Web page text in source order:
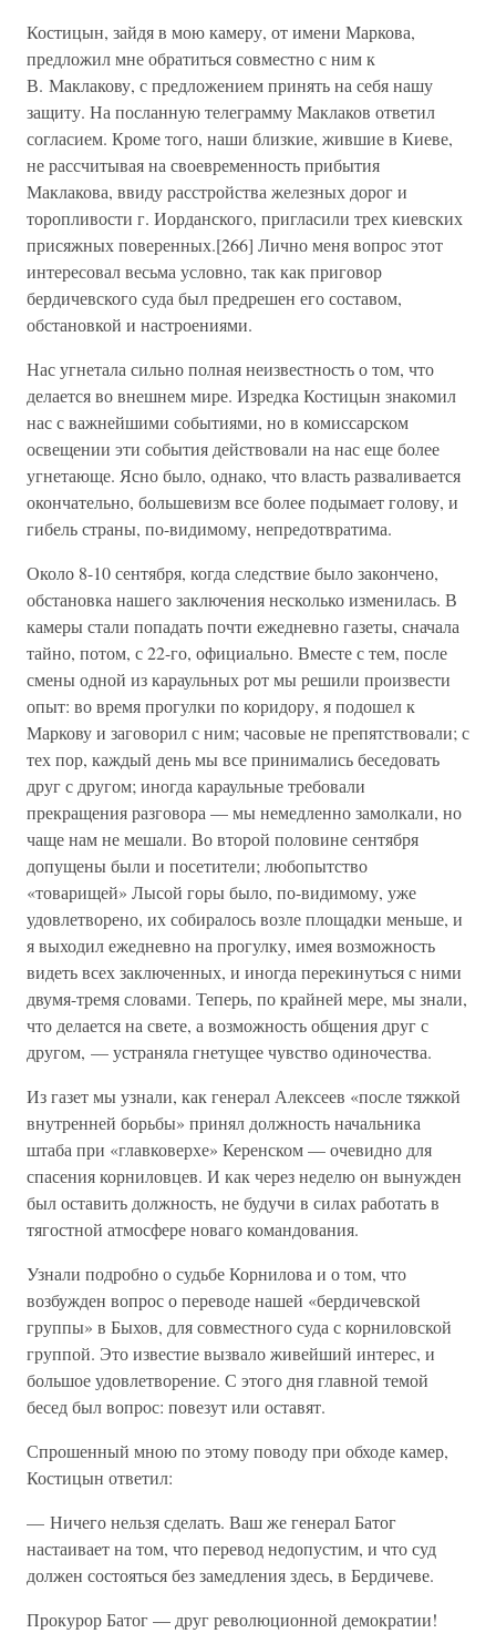
Костицын, зайдя в мою камеру, от имени Маркова,
предложил мне обратиться совместно с ним к
В. Маклакову, с предложением принять на себя нашу
защиту. На посланную телеграмму Маклаков ответил
согласием. Кроме того, наши близкие, жившие в Киеве,
не рассчитывая на своевременность прибытия
Маклакова, ввиду расстройства железных дорог и
торопливости г. Иорданского, пригласили трех киевских
присяжных поверенных.[266] Лично меня вопрос этот
интересовал весьма условно, так как приговор
бердичевского суда был предрешен его составом,
обстановкой и настроениями.
Нас угнетала сильно полная неизвестность о том, что
делается во внешнем мире. Изредка Костицын знакомил
нас с важнейшими событиями, но в комиссарском
освещении эти события действовали на нас еще более
угнетающе. Ясно было, однако, что власть разваливается
окончательно, большевизм все более подымает голову, и
гибель страны, по-видимому, непредотвратима.
Около 8-10 сентября, когда следствие было закончено,
обстановка нашего заключения несколько изменилась. В
камеры стали попадать почти ежедневно газеты, сначала
тайно, потом, с 22-го, официально. Вместе с тем, после
смены одной из караульных рот мы решили произвести
опыт: во время прогулки по коридору, я подошел к
Маркову и заговорил с ним; часовые не препятствовали; с
тех пор, каждый день мы все принимались беседовать
друг с другом; иногда караульные требовали
прекращения разговора — мы немедленно замолкали, но
чаще нам не мешали. Во второй половине сентября
допущены были и посетители; любопытство
«товарищей» Лысой горы было, по-видимому, уже
удовлетворено, их собиралось возле площадки меньше, и
я выходил ежедневно на прогулку, имея возможность
видеть всех заключенных, и иногда перекинуться с ними
двумя-тремя словами. Теперь, по крайней мере, мы знали,
что делается на свете, а возможность общения друг с
другом, — устраняла гнетущее чувство одиночества.
Из газет мы узнали, как генерал Алексеев «после тяжкой
внутренней борьбы» принял должность начальника
штаба при «главковерхе» Керенском — очевидно для
спасения корниловцев. И как через неделю он вынужден
был оставить должность, не будучи в силах работать в
тягостной атмосфере новаго командования.
Узнали подробно о судьбе Корнилова и о том, что
возбужден вопрос о переводе нашей «бердичевской
группы» в Быхов, для совместного суда с корниловской
группой. Это известие вызвало живейший интерес, и
большое удовлетворение. С этого дня главной темой
бесед был вопрос: повезут или оставят.
Спрошенный мною по этому поводу при обходе камер,
Костицын ответил:
— Ничего нельзя сделать. Ваш же генерал Батог
настаивает на том, что перевод недопустим, и что суд
должен состояться без замедления здесь, в Бердичеве.
Прокурор Батог — друг революционной демократии!